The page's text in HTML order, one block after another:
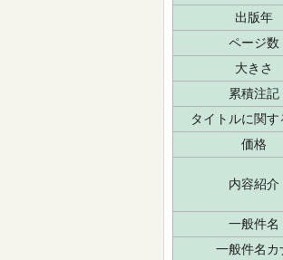
出版年
ページ数
大きさ
累積注記
タイトルに関す
価格
内容紹介
一般件名
一般件名カ